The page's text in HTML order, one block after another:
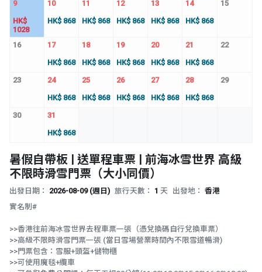
9
HK$
1028
10
HK$ 868
11
HK$ 868
12
HK$ 868
13
HK$ 868
14
HK$ 868
15
16
17
HK$ 868
18
HK$ 868
19
HK$ 868
20
HK$ 868
21
HK$ 868
22
23
24
HK$ 868
25
HK$ 868
26
HK$ 868
27
HK$ 868
28
HK$ 868
29
30
31
HK$ 868
暑假自帶板 | 送單程車票 | 前海冰雪世界 高級
不限時滑雪門票（大小同價）
出發日期： 2026-08-09 (週日) 旅行天數： 1 天 出發地： 香港
實名制#
>>香港往前海冰雪世界去程車票一張（憑兌換碼自行兌換車票）
>>高級不限時滑雪門票一張 (當日雪場營業時間內不限雪道暢滑)
>>門票包含：雪服+頭盔+儲物櫃
>>可使用魔毯+纜車